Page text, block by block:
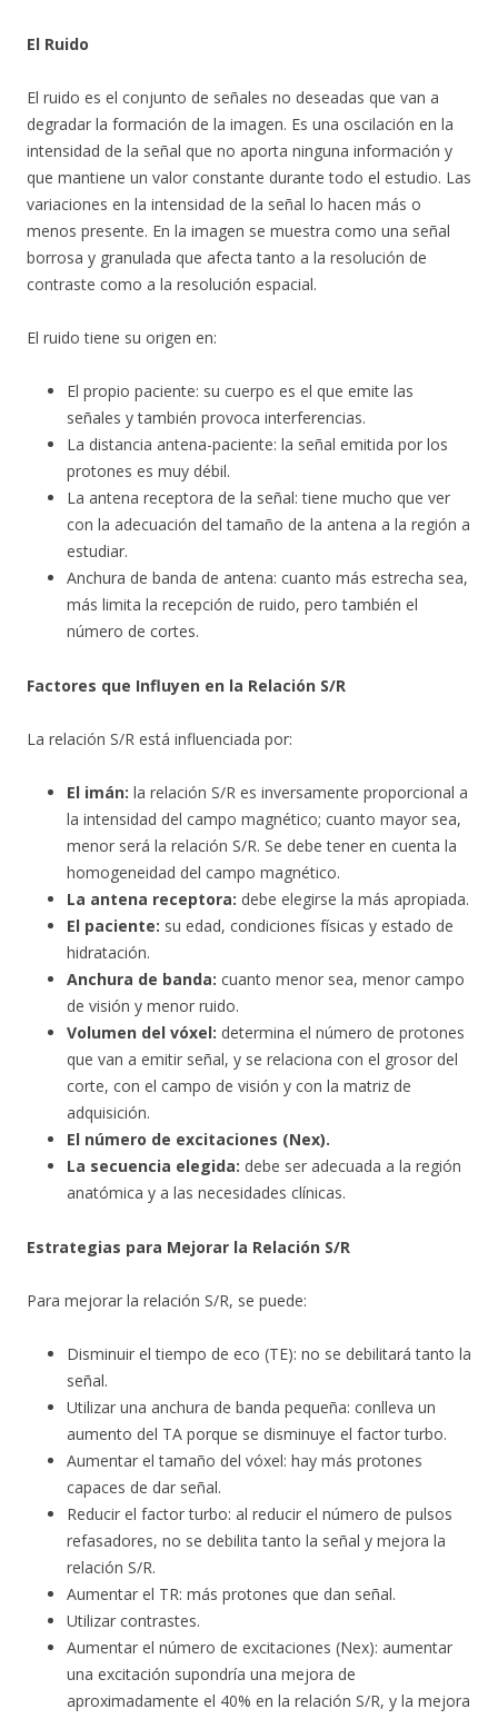
El Ruido
El ruido es el conjunto de señales no deseadas que van a
degradar la formación de la imagen. Es una oscilación en la
intensidad de la señal que no aporta ninguna información y
que mantiene un valor constante durante todo el estudio. Las
variaciones en la intensidad de la señal lo hacen más o
menos presente. En la imagen se muestra como una señal
borrosa y granulada que afecta tanto a la resolución de
contraste como a la resolución espacial.
El ruido tiene su origen en:
El propio paciente: su cuerpo es el que emite las
señales y también provoca interferencias.
La distancia antena-paciente: la señal emitida por los
protones es muy débil.
La antena receptora de la señal: tiene mucho que ver
con la adecuación del tamaño de la antena a la región a
estudiar.
Anchura de banda de antena: cuanto más estrecha sea,
más limita la recepción de ruido, pero también el
número de cortes.
Factores que Influyen en la Relación S/R
La relación S/R está influenciada por:
El imán: la relación S/R es inversamente proporcional a
la intensidad del campo magnético; cuanto mayor sea,
menor será la relación S/R. Se debe tener en cuenta la
homogeneidad del campo magnético.
La antena receptora: debe elegirse la más apropiada.
El paciente: su edad, condiciones físicas y estado de
hidratación.
Anchura de banda: cuanto menor sea, menor campo
de visión y menor ruido.
Volumen del vóxel: determina el número de protones
que van a emitir señal, y se relaciona con el grosor del
corte, con el campo de visión y con la matriz de
adquisición.
El número de excitaciones (Nex).
La secuencia elegida: debe ser adecuada a la región
anatómica y a las necesidades clínicas.
Estrategias para Mejorar la Relación S/R
Para mejorar la relación S/R, se puede:
Disminuir el tiempo de eco (TE): no se debilitará tanto la
señal.
Utilizar una anchura de banda pequeña: conlleva un
aumento del TA porque se disminuye el factor turbo.
Aumentar el tamaño del vóxel: hay más protones
capaces de dar señal.
Reducir el factor turbo: al reducir el número de pulsos
refasadores, no se debilita tanto la señal y mejora la
relación S/R.
Aumentar el TR: más protones que dan señal.
Utilizar contrastes.
Aumentar el número de excitaciones (Nex): aumentar
una excitación supondría una mejora de
aproximadamente el 40% en la relación S/R, y la mejora